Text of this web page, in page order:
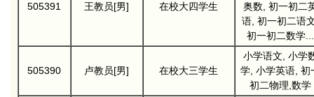
505391 王教员[男] 在校大四学生
奥数, 初一初二
语, 初一初二语
初一初二数学...
505390 卢教员[男] 在校大三学生
小学语文, 小学
学, 小学英语, 初
初二物理,数学